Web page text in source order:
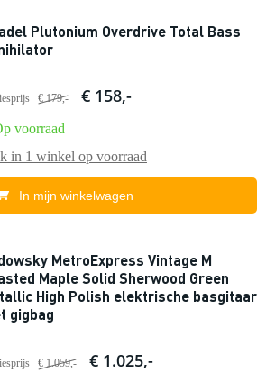
Plutonium Overdrive Total Bass
€ 179,- € 158,-
voorraad
in 1 winkel op voorraad
In mijn winkelwagen
MetroExpress Vintage M
Maple Solid Sherwood Green
High Polish elektrische basgitaar
gigbag
€ 1.059,- € 1.025,-